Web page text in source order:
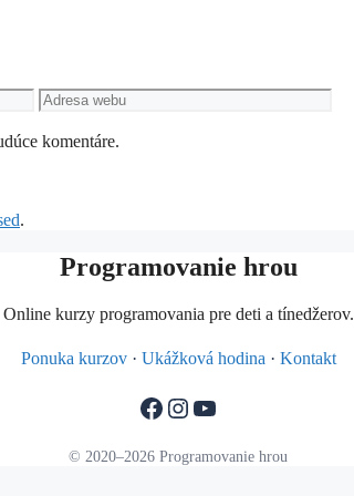
Adresa
webu
komentáre.
.
Programovanie hrou
Online kurzy programovania pre deti a tínedžerov.
Ponuka kurzov· Ukážková hodina · Kontakt
Facebook
Instagram
YouTube
© 2020–2026 Programovanie hrou